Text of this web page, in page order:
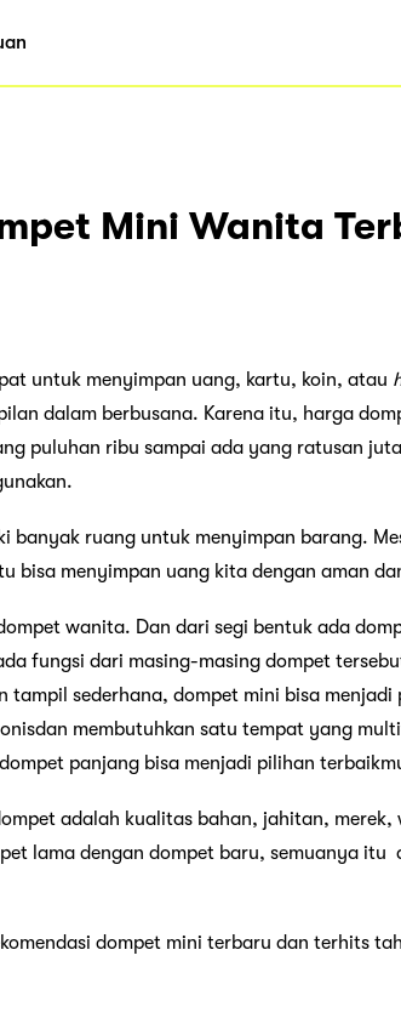
Mini Wanita
untuk menyimpan uang, kartu, koin, atau
dalam berbusana. Karena itu, harga
puluhan ribu sampai ada yang ratusan
banyak ruang untuk menyimpan barang.
bisa menyimpan uang kita dengan aman
wanita. Dan dari segi bentuk ada
fungsi dari masing-masing dompet
tampil sederhana, dompet mini bisa
membutuhkan satu tempat yang
panjang bisa menjadi pilihan
adalah kualitas bahan, jahitan,
lama dengan dompet baru, semuanya itu
dompet mini terbaru dan terhits